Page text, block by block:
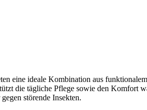
eine ideale Kombination aus
die tägliche Pflege sowie den Komfort
störende Insekten.